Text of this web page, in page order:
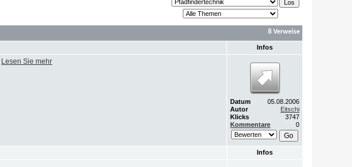
8 Verweise
Infos
Lesen Sie mehr
Datum
05.08.2006
Autor
Eitschi
Klicks
3747
Kommentare
0
Infos